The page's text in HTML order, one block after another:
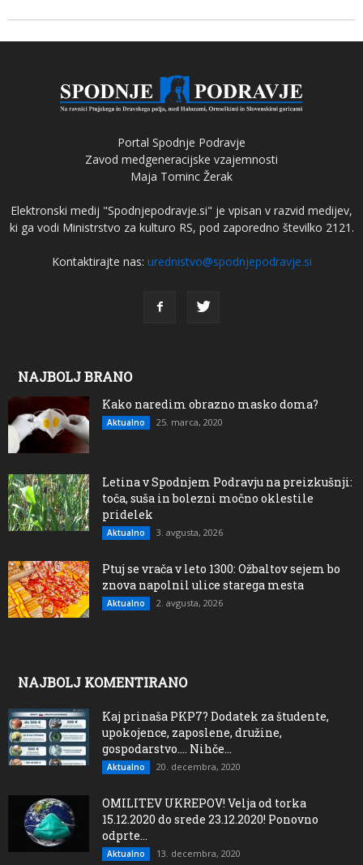
Portal Spodnje Podravje
Zavod medgeneracijske vzajemnosti
Maja Tominc Žerak
Elektronski medij "Spodnjepodravje.si" je vpisan v razvid medijev,
ki ga vodi Ministrstvo za kulturo RS, pod zaporedno številko 2121.
Kontaktirajte nas: urednistvo@spodnjepodravje.si
NAJBOLJ BRANO
Kako naredim obrazno masko doma?
Aktualno 25. marca, 2020
Letina v Spodnjem Podravju na preizkušnji:
toča, suša in bolezni močno oklestile
pridelek
Aktualno 3. avgusta, 2026
Ptuj se vrača v leto 1300: Ožbaltov sejem bo
znova napolnil ulice starega mesta
Aktualno 2. avgusta, 2026
NAJBOLJ KOMENTIRANO
Kaj prinaša PKP7? Dodatek za študente,
upokojence, zaposlene, družine,
gospodarstvo…. Nihče...
Aktualno 20. decembra, 2020
OMILITEV UKREPOV! Velja od torka
15.12.2020 do srede 23.12.2020! Ponovno
odprte...
Aktualno 13. decembra, 2020